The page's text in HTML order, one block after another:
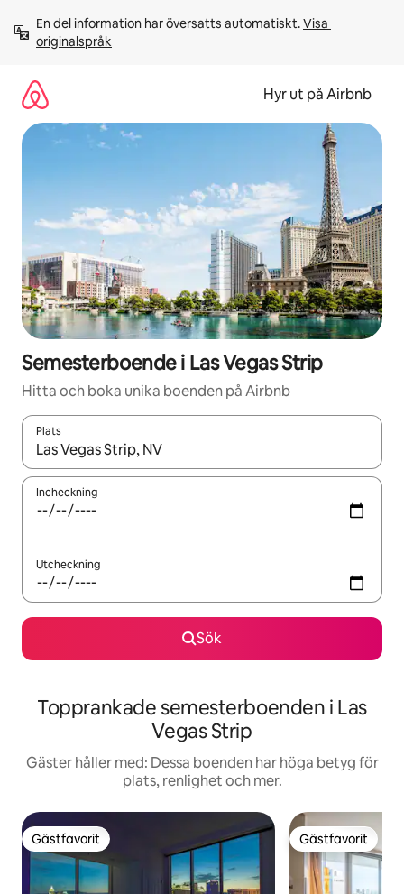
innehåll
En del information har översatts automatiskt. Visa
originalspråk
Hyr ut på Airbnb
Semesterboende i Las Vegas Strip
Hitta och boka unika boenden på Airbnb
Plats
När resultaten är tillgängliga kan du navigera med upp- och
Incheckning
Utcheckning
Sök
Topprankade semesterboenden i Las
Vegas Strip
Gäster håller med: Dessa boenden har höga betyg för
plats, renlighet och mer.
Gästfavorit
Gästfavorit Gästfavorit
Gästfavorit